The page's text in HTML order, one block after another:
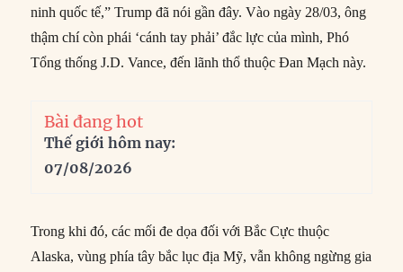
ninh quốc tế,” Trump đã nói gần đây. Vào ngày 28/03, ông
thậm chí còn phái ‘cánh tay phải’ đắc lực của mình, Phó
Tổng thống J.D. Vance, đến lãnh thổ thuộc Đan Mạch này.
Bài đang hot
Thế giới hôm nay:
07/08/2026
Trong khi đó, các mối đe dọa đối với Bắc Cực thuộc
Alaska, vùng phía tây bắc lục địa Mỹ, vẫn không ngừng gia